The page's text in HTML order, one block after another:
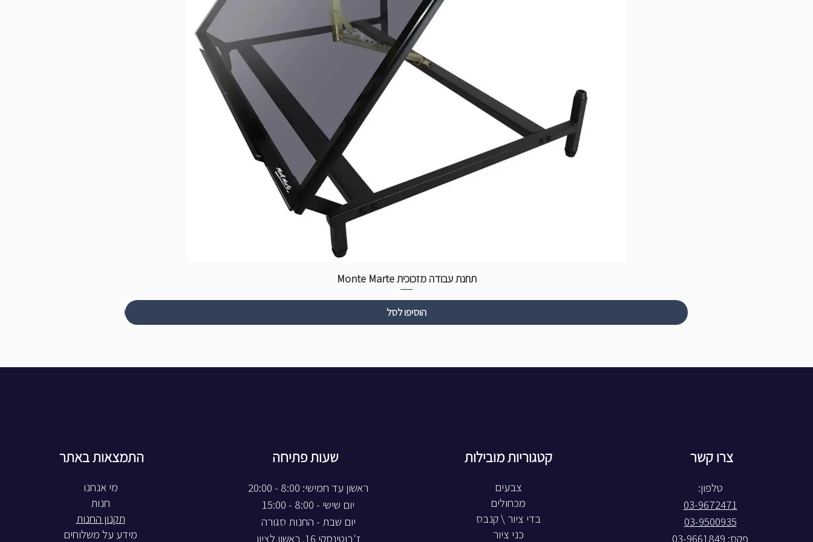
תחנת עבודה מזכוכית Monte Marte
הוסיפו לסל
התמצאות באתר
חנות
תקנון החנות
מידע על משלוחים
שעות פתיחה
ראשון עד חמישי: 8:00 - 20:00
יום שישי - 8:00 - 15:00
יום שבת - החנות סגורה
ז'בוטינסקי 16, ראשון לציון
קטגוריות מובילות
צבעים
מכחולים
בדי ציור \ קנבס
כני ציור
צרו קשר
טלפון:
03-9672471
03-9500935
פקס: 03-9661849